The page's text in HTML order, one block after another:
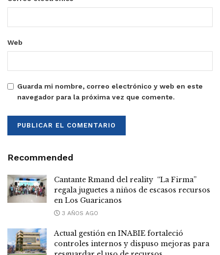
Web
Guarda mi nombre, correo electrónico y web en este
navegador para la próxima vez que comente.
Recommended
Cantante Rmand del reality “La Firma”
regala juguetes a niños de escasos recursos
en Los Guaricanos
3 AÑOS AGO
Actual gestión en INABIE fortaleció
controles internos y dispuso mejoras para